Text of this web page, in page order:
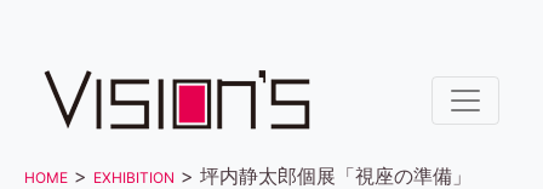
HOME > EXHIBITION > 坪内静太郎個展「視座の準備」